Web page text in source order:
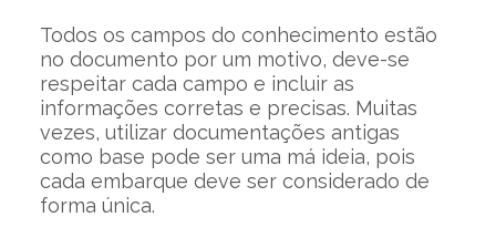
Todos os campos do conhecimento estão
no documento por um motivo, deve-se
respeitar cada campo e incluir as
informações corretas e precisas. Muitas
vezes, utilizar documentações antigas
como base pode ser uma má ideia, pois
cada embarque deve ser considerado de
forma única.